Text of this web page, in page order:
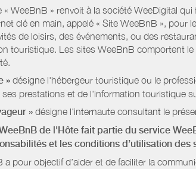
« WeeBnB » renvoit à la société WeeDigital
clé en main, appelé « Site WeeBnB »,
de loisirs, des événements, ou des
touristique. Les sites WeeBnB comportent
» désigne l'hébergeur touristique ou le
ses prestations et de l'information touristique
» désigne l'internaute consultant le
de l'Hôte fait partie du service
et les conditions d’utilisation des
a pour objectif d’aider et de faciliter la